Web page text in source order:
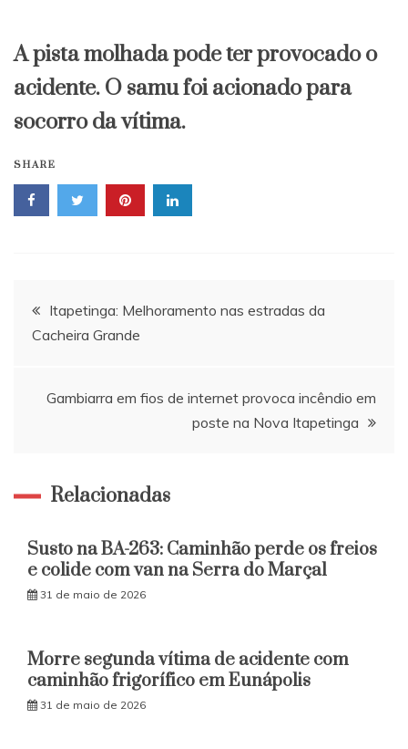
A pista molhada pode ter provocado o
acidente. O samu foi acionado para
socorro da vítima.
SHARE
Navegação
de
Post
Itapetinga: Melhoramento nas estradas da
Cacheira Grande
Gambiarra em fios de internet provoca incêndio em
poste na Nova Itapetinga
Relacionadas
Susto na BA-263: Caminhão perde os freios
e colide com van na Serra do Marçal
31 de maio de 2026
Morre segunda vítima de acidente com
caminhão frigorífico em Eunápolis
31 de maio de 2026